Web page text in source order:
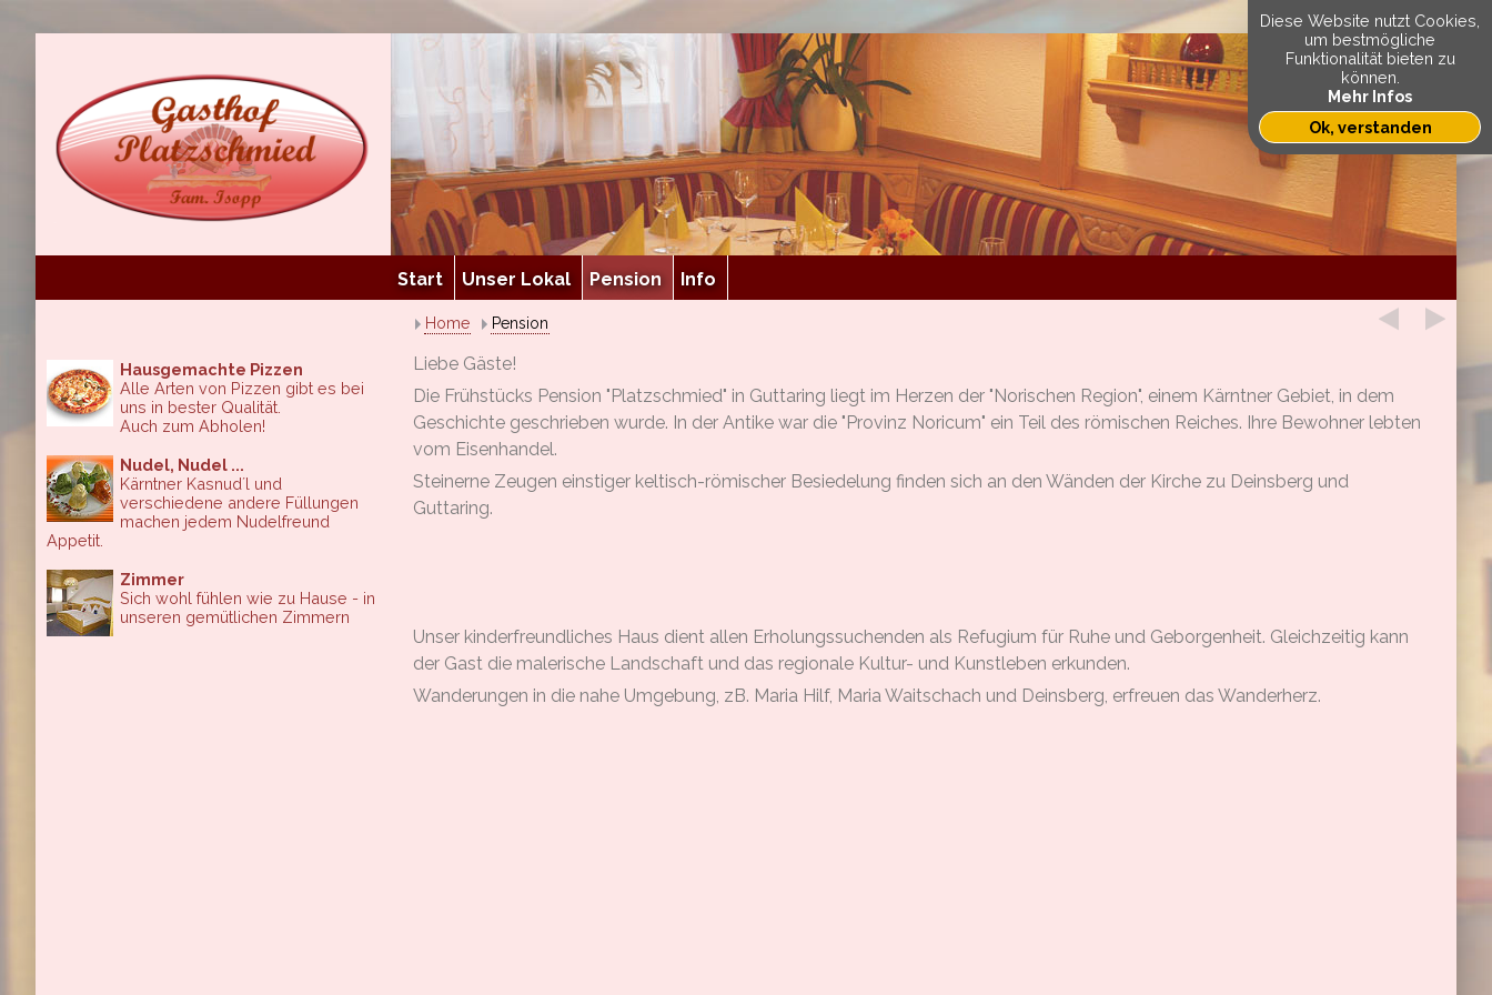
Start Unser Lokal Pension Info
Hausgemachte Pizzen
Alle Arten von Pizzen gibt es bei
uns in bester Qualität.
Auch zum Abholen!
Nudel, Nudel ...
Kärntner Kasnud´l und
verschiedene andere Füllungen
machen jedem Nudelfreund
Appetit.
Zimmer
Sich wohl fühlen wie zu Hause - in
unseren gemütlichen Zimmern
Home Pension
Liebe Gäste!
Die Frühstücks Pension "Platzschmied" in Guttaring liegt im Herzen der "Norischen Region", einem Kärntner Gebiet, in dem
Geschichte geschrieben wurde. In der Antike war die "Provinz Noricum" ein Teil des römischen Reiches. Ihre Bewohner lebten
vom Eisenhandel.
Steinerne Zeugen einstiger keltisch-römischer Besiedelung finden sich an den Wänden der Kirche zu Deinsberg und
Guttaring.
Unser kinderfreundliches Haus dient allen Erholungssuchenden als Refugium für Ruhe und Geborgenheit. Gleichzeitig kann
der Gast die malerische Landschaft und das regionale Kultur- und Kunstleben erkunden.
Wanderungen in die nahe Umgebung, zB. Maria Hilf, Maria Waitschach und Deinsberg, erfreuen das Wanderherz.
Diese Website nutzt Cookies,
um bestmögliche
Funktionalität bieten zu
können.
Mehr Infos
Ok, verstanden